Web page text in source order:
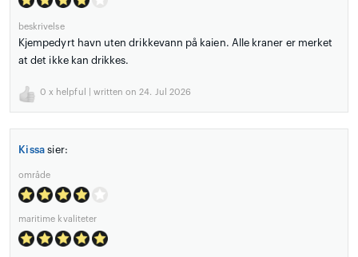
beskrivelse
Kjempedyrt havn uten drikkevann på kaien. Alle kraner er merket
at det ikke kan drikkes.
0 x helpful | written on 24. Jul 2026
Kissa sier:
område
maritime kvaliteter